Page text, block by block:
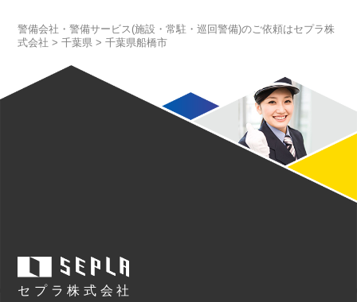
警備会社・警備サービス(施設・常駐・巡回警備)のご依頼はセプラ株
式会社 >千葉県 >千葉県船橋市
セプラ株式会社